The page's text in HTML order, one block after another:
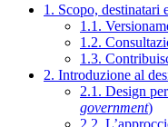
1. Scopo, destinatari
1.1.
1.2.
1.3.
2. Introduzione al
2.1. Design
government)
2.2.